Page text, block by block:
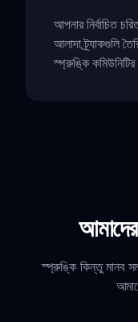
আপনার নির্বাচিত
আলাদা ট্র্যাকগুলি
স্প্রুঙ্কি
স্প্রুঙ্কি কিন্তু মানব